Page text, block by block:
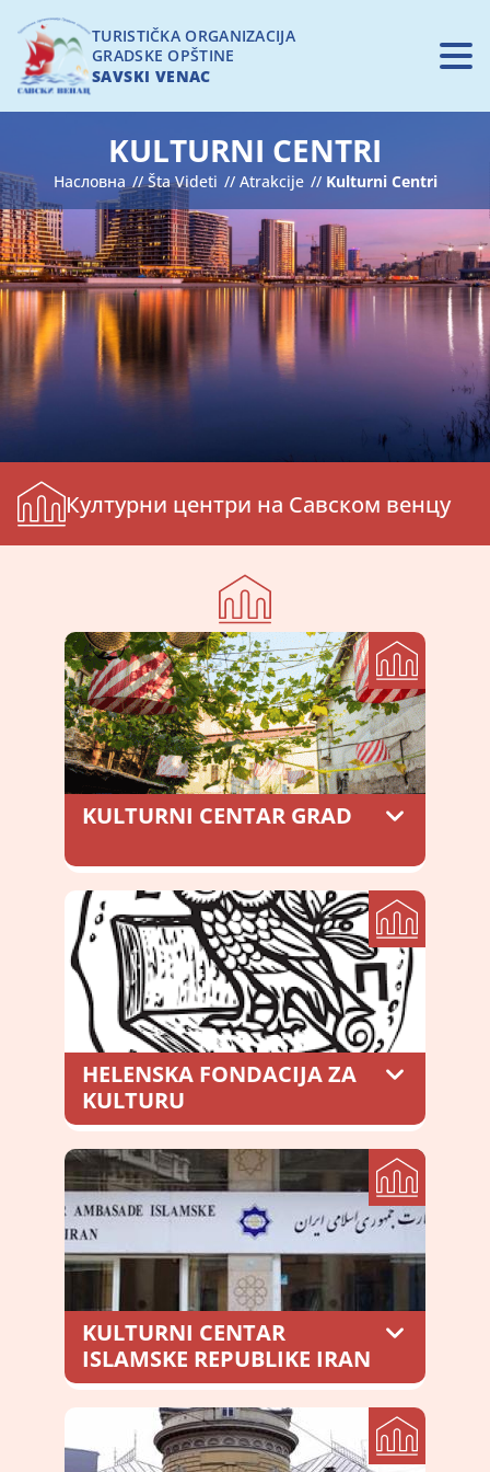
main
content
TURISTIČKA ORGANIZACIJA
GRADSKE OPŠTINE
SAVSKI VENAC
navigation
ZNAMENITOSTI
ŠTA VIDETI
Show
For
BUDUĆI PROJEKTI
INFO
Show
For
KULTURNI CENTRI
Насловна Šta Videti Atrakcije Kulturni Centri
Културни центри на Савском венцу
KULTURNI CENTAR GRAD
0113282370
HELENSKA FONDACIJA ZA
KULTURU
Resavska 34, Beograd 11000
0113038114
KULTURNI CENTAR
ISLAMSKE REPUBLIKE IRAN
Neznanog junaka 8, Beograd 116363
0113672564